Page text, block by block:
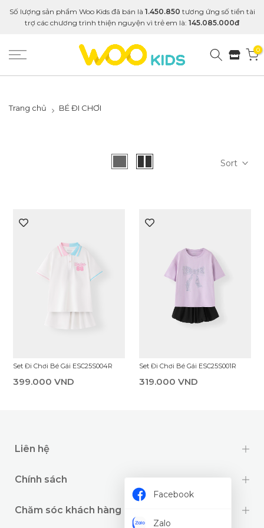
Số lượng sản phẩm Woo Kids đã bán là 1.450.850 tương ứng số tiền tài
trợ các chương trình thiện nguyện vì trẻ em là: 145.085.000đ
0
Trang chủ BÉ ĐI CHƠI
Sort
Set Đi Chơi Bé Gái ESC25S004R
399.000 VND
Set Đi Chơi Bé Gái ESC25S001R
319.000 VND
Liên hệ
Chính sách
Chăm sóc khách hàng
Facebook
Zalo